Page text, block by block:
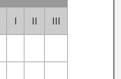
I II III